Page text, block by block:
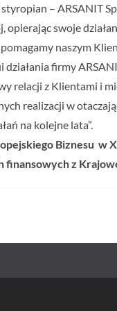
– ARSANIT
swoje
naszym
firmy
relacji z Klientami i
realizacji w
na kolejne lata”.
Biznesu
z